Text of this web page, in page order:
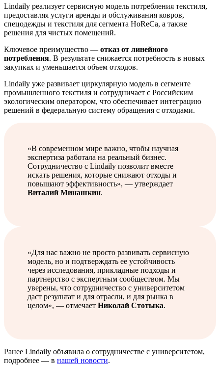
Lindaily реализует сервисную модель потребления текстиля,
предоставляя услуги аренды и обслуживания ковров,
спецодежды и текстиля для сегмента HoReCa, а также
решения для чистых помещений.
Ключевое преимущество — отказ от линейного
потребления. В результате снижается потребность в новых
закупках и уменьшается объем отходов.
Lindaily уже развивает циркулярную модель в сегменте
промышленного текстиля и сотрудничает с Российским
экологическим оператором, что обеспечивает интеграцию
решений в федеральную систему обращения с отходами.
«В современном мире важно, чтобы научная
экспертиза работала на реальный бизнес.
Сотрудничество с Lindaily позволит вместе
искать решения, которые снижают отходы и
повышают эффективность», — утверждает
Виталий Минашкин.
«Для нас важно не просто развивать сервисную
модель, но и подтверждать ее устойчивость
через исследования, прикладные подходы и
партнерство с экспертным сообществом. Мы
уверены, что сотрудничество с университетом
даст результат и для отрасли, и для рынка в
целом», — отмечает Николай Стотыка.
Ранее Lindaily объявила о сотрудничестве с университетом,
подробнее — в нашей новости.